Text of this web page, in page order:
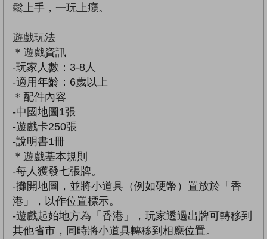
鬆上手，一玩上癮。
遊戲玩法
＊遊戲資訊
-玩家人數：3-8人
-適用年齡：6歲以上
＊配件內容
-中國地圖1張
-遊戲卡250張
-說明書1冊
＊遊戲基本規則
-每人獲發七張牌。
-攤開地圖，並將小道具（例如硬幣）置放於「香
港」，以作位置標示。
-遊戲起始地方為「香港」，玩家透過出牌可轉移到
其他省市，同時將小道具轉移到相應位置。